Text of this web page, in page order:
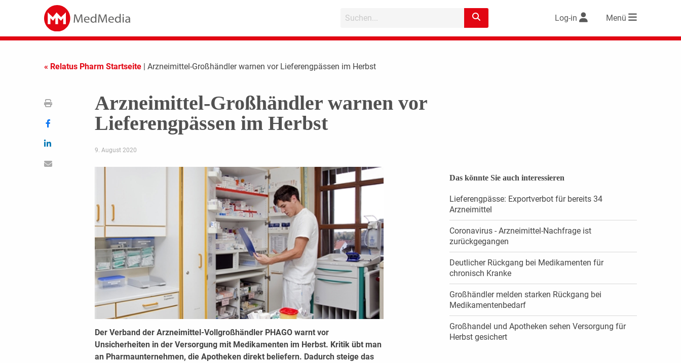
Log-in Menü
« Relatus Pharm Startseite | Arzneimittel-Großhändler warnen vor Lieferengpässen im Herbst
Arzneimittel-Großhändler warnen vor
Lieferengpässen im Herbst
9. August 2020
Der Verband der Arzneimittel-Vollgroßhändler PHAGO warnt vor
Unsicherheiten in der Versorgung mit Medikamenten im Herbst. Kritik übt man
an Pharmaunternehmen, die Apotheken direkt beliefern. Dadurch steige das
Das könnte Sie auch interessieren
Lieferengpässe: Exportverbot für bereits 34
Arzneimittel
Coronavirus - Arzneimittel-Nachfrage ist
zurückgegangen
Deutlicher Rückgang bei Medikamenten für
chronisch Kranke
Großhändler melden starken Rückgang bei
Medikamentenbedarf
Großhandel und Apotheken sehen Versorgung für
Herbst gesichert